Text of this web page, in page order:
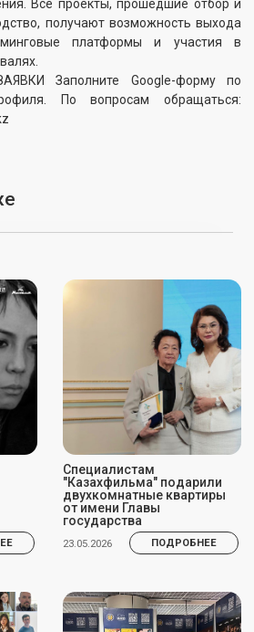
Специалистам
"Казахфильма" подарили
двухкомнатные квартиры
от имени Главы
государства
14.05.2026
Каннский международный
кинофестиваль — одно из
самых престижных событий
в мире кинематографа.